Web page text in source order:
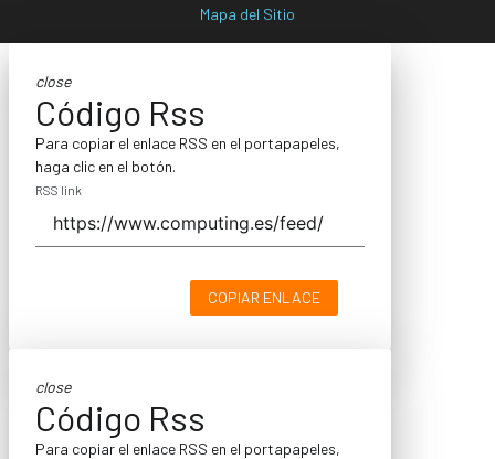
Mapa del Sitio
close
Código Rss
Para copiar el enlace RSS en el portapapeles,
haga clic en el botón.
RSS link
COPIAR ENLACE
close
Código Rss
Para copiar el enlace RSS en el portapapeles,